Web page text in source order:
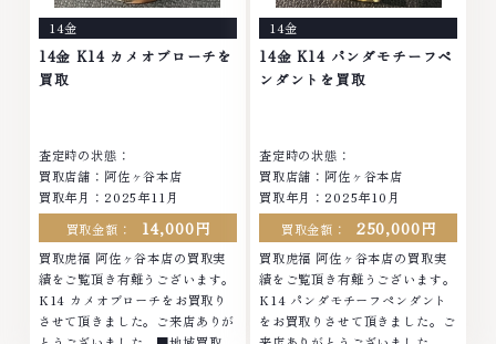
てしまったアクセサリー、動かな
くなってしまった腕時計、多くの
お品物の高価買取りを実現してお
り、他店ではお値段の付かなかっ
764営業時間: 10:00～19:00定
休日: 年中無休
てしまった腕時計、多くのお品物
の高価買取りを実現しており、他
店ではお値段の付かなかったお品
物でも、一点一点丁寧に無料で査
無休
14金
14金 K14 カメオブローチを
買取
査定時の状態：
買取店舗：阿佐ヶ谷本店
買取年月：2025年11月
買取金額：
14,000円
買取虎福 阿佐ヶ谷本店の買取実
績をご覧頂き有難うございます。
K14 カメオブローチをお買取り
させて頂きました。ご来店ありが
14金
14金 K14 パンダモチーフペ
ンダントを買取
査定時の状態：
買取店舗：阿佐ヶ谷本店
買取年月：2025年10月
買取金額：
250,000円
買取虎福 阿佐ヶ谷本店の買取実
績をご覧頂き有難うございます。
K14 パンダモチーフペンダント
をお買取りさせて頂きました。ご